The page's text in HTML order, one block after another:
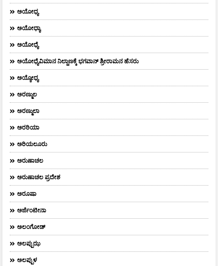
ಅಯೋಧ್ಯ
ಅಯೋಧ್ಯಾ
ಅಯೋಧ್ಯೆ
ಅಯೋಧ್ಯೆವಿಮಾನ ನಿಲ್ದಾಣಕ್ಕೆ ಭಗವಾನ್ ಶ್ರೀರಾಮನ ಹೆಸರು
ಅಯ್ಯೋಧ್ಯ
ಅರಣ್ಮುಲ
ಅರಣ್ಮುಲಾ
ಅರರಿಯಾ
ಅರಿಯಲೂರು
ಅರುಣಾಚಲ
ಅರುಣಾಚಲ ಪ್ರದೇಶ
ಅರೂಷಾ
ಅರ್ಜೆಂಟೀನಾ
ಅಲಂಗೋಡ್
ಅಲಪ್ಪುಝ
ಅಲಪ್ಪುಳ